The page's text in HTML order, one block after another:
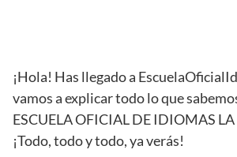
¡Hola! Has llegado a
vamos a explicar todo lo que
ESCUELA OFICIAL DE IDIOMAS
¡Todo, todo y todo, ya verás!